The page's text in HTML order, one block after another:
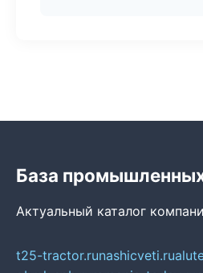
База
Актуальный каталог
t25-tractor.runashicveti.ru